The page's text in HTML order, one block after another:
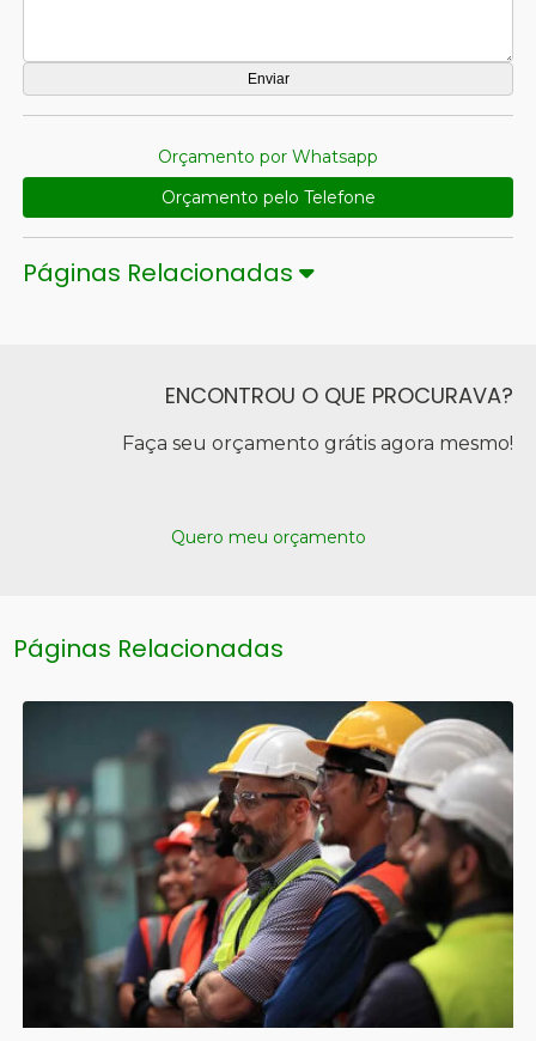
Orçamento por Whatsapp
Orçamento pelo Telefone
Páginas Relacionadas
ENCONTROU O QUE PROCURAVA?
Faça seu orçamento grátis agora mesmo!
Quero meu orçamento
Páginas Relacionadas